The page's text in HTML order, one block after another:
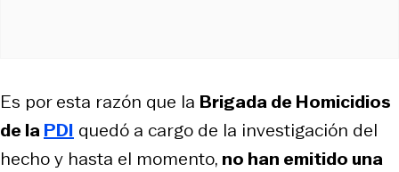
Es por esta razón que la Brigada de Homicidios
de laPDI quedó a cargo de la investigación del
hecho y hasta el momento, no han emitido una